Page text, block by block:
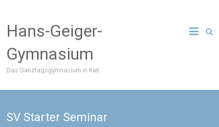
springen
Hans-Geiger-
Gymnasium
Das Ganztagsgymnasium in Kiel
SV Starter Seminar